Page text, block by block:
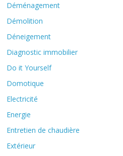
Déménagement
Démolition
Déneigement
Diagnostic immobilier
Do it Yourself
Domotique
Electricité
Energie
Entretien de chaudière
Extérieur